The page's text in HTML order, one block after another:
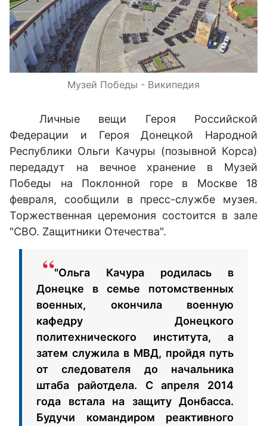
Музей Победы - Википедия
Личные вещи Героя Российской
Федерации и Героя Донецкой Народной
Республики Ольги Качуры (позывной Корса)
передадут на вечное хранение в Музей
Победы на Поклонной горе в Москве 18
февраля, сообщили в пресс-службе музея.
Торжественная церемония состоится в зале
"СВО. Zащитники Отечества".
"Ольга Качура родилась в
Донецке в семье потомственных
военных, окончила военную
кафедру Донецкого
политехнического института, а
затем служила в МВД, пройдя путь
от следователя до начальника
штаба райотдела. С апреля 2014
года встала на защиту Донбасса.
Будучи командиром реактивного